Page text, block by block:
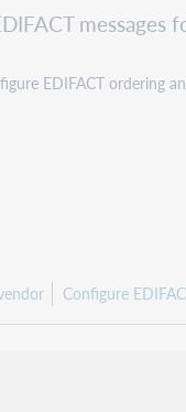
messages
EDIFACT ordering